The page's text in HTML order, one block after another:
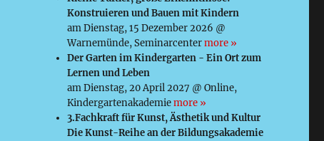
Konstruieren und Bauen mit Kindern
am Dienstag, 15 Dezember 2026 @
Warnemünde, Seminarcentermore »
Der Garten im Kindergarten - Ein Ort zum
Lernen und Leben
am Dienstag, 20 April 2027 @ Online,
Kindergartenakademiemore »
3.Fachkraft für Kunst, Ästhetik und Kultur
Die Kunst-Reihe an der Bildungsakademie